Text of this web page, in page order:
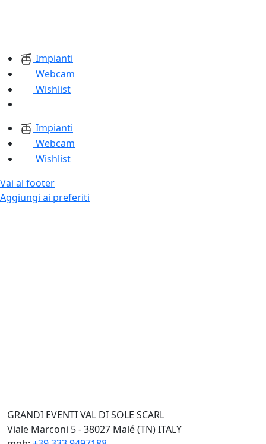
Impianti
Webcam
Wishlist
Impianti
Webcam
Wishlist
Vai al footer
Aggiungi ai preferiti
GRANDI EVENTI VAL DI SOLE SCARL
Viale Marconi 5 - 38027 Malé (TN) ITALY